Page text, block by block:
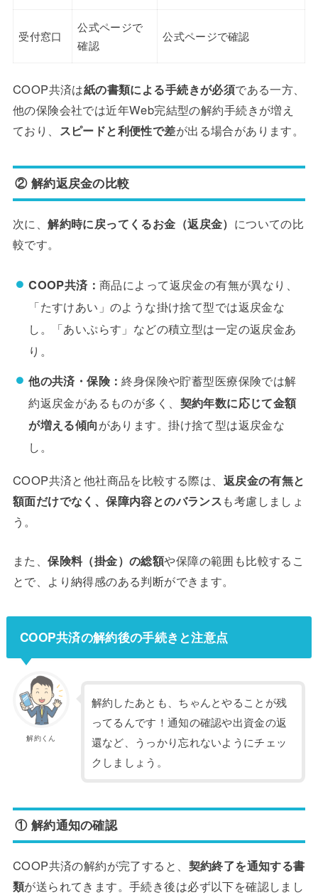
受付窓口
公式ページで
確認
公式ページで確認
COOP共済は紙の書類による手続きが必須である一方、
他の保険会社では近年Web完結型の解約手続きが増え
ており、 スピードと利便性で差が出る場合があります。
② 解約返戻金の比較
次に、解約時に戻ってくるお金（返戻金） についての比
較です。
COOP共済：商品によって返戻金の有無が異なり、
「たすけあい」のような掛け捨て型では返戻金な
し。「あいぷらす」などの積立型は一定の返戻金あ
り。
他の共済・保険：終身保険や貯蓄型医療保険では解
約返戻金があるものが多く、 契約年数に応じて金額
が増える傾向があります。掛け捨て型は返戻金な
し。
COOP共済と他社商品を比較する際は、 返戻金の有無と
額面だけでなく、保障内容とのバランスも考慮しましょ
う。
また、保険料（掛金）の総額や保障の範囲も比較するこ
とで、より納得感のある判断ができます。
COOP共済の解約後の手続きと注意点
解約くん
解約したあとも、ちゃんとやることが残
ってるんです！通知の確認や出資金の返
還など、うっかり忘れないようにチェッ
クしましょう。
① 解約通知の確認
COOP共済の解約が完了すると、 契約終了を通知する書
類が送られてきます。手続き後は必ず以下を確認しまし